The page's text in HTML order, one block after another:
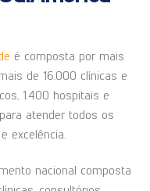
é composta por mais
de 16.000 clínicas e
1.400 hospitais e
atender todos os
excelência.
nacional composta